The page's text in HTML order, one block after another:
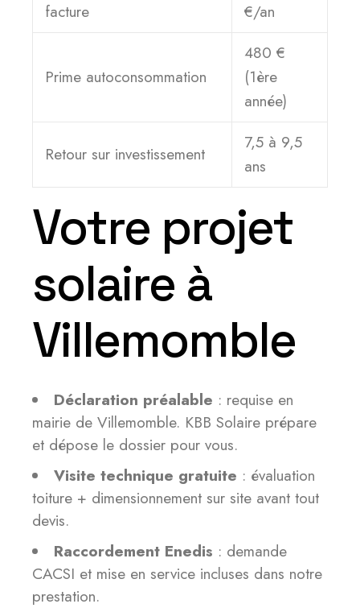
facture
€/an
Prime autoconsommation
480 €
(1ère
année)
Retour sur investissement
7,5 à 9,5
ans
Votre projet
solaire à
Villemomble
Déclaration préalable : requise en
mairie de Villemomble. KBB Solaire prépare
et dépose le dossier pour vous.
Visite technique gratuite : évaluation
toiture + dimensionnement sur site avant tout
devis.
Raccordement Enedis : demande
CACSI et mise en service incluses dans notre
prestation.